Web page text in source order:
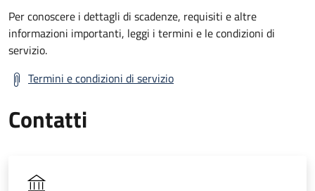
Per conoscere i dettagli di scadenze, requisiti e altre
informazioni importanti, leggi i termini e le condizioni di
servizio.
Termini e condizioni di servizio
Contatti